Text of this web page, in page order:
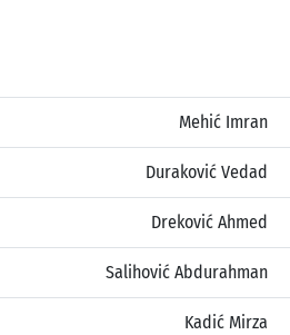
Mehić Imran
Duraković Vedad
Dreković Ahmed
Salihović Abdurahman
Kadić Mirza